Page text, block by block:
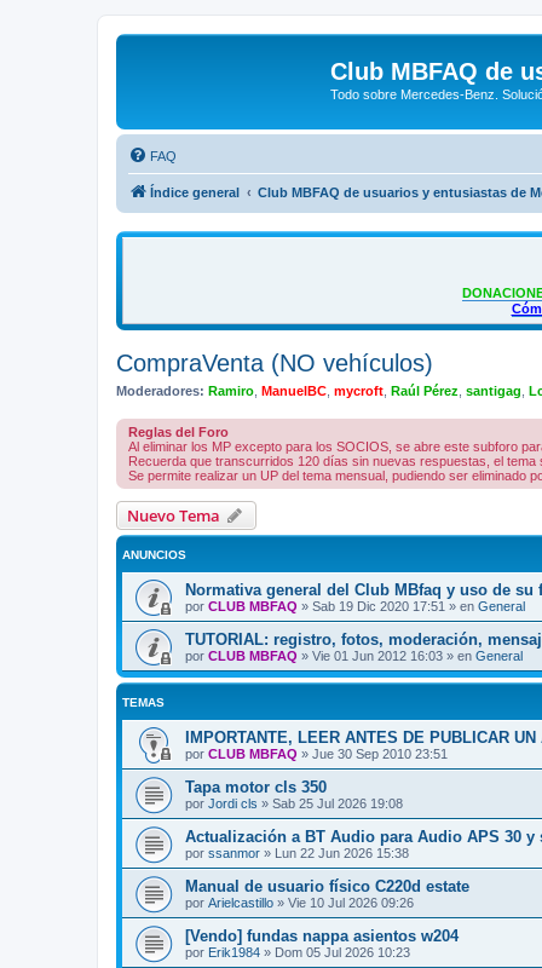
Club MBFAQ de
Todo sobre Mercedes-Benz.
FAQ
Índice general Club MBFAQ de usuarios y entusiastas de
CompraVenta (NO vehículos)
Moderadores: Ramiro ManuelBC mycroft Raúl Pérez santigag
Reglas del Foro
Al eliminar los MP excepto para los SOCIOS, se abre este subforo
Recuerda que transcurridos 120 días sin nuevas respuestas, el tema
Se permite realizar un UP del tema mensual, pudiendo ser eliminado
Nuevo Tema
ANUNCIOS
Normativa general del Club MBfaq y uso de su
por CLUB MBFAQ » Sab 19 Dic 2020 17:51 » en General
TUTORIAL: registro, fotos, moderación,
por CLUB MBFAQ » Vie 01 Jun 2012 16:03 » en General
TEMAS
IMPORTANTE, LEER ANTES DE PUBLICAR UN
por CLUB MBFAQ » Jue 30 Sep 2010 23:51
Tapa motor cls 350
por Jordi cls » Sab 25 Jul 2026 19:08
Actualización a BT Audio para Audio APS 30 y
por ssanmor » Lun 22 Jun 2026 15:38
Manual de usuario físico C220d estate
por Arielcastillo » Vie 10 Jul 2026 09:26
[Vendo] fundas nappa asientos w204
por Erik1984 » Dom 05 Jul 2026 10:23